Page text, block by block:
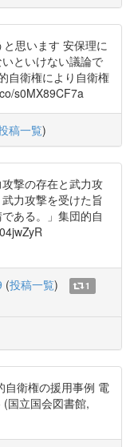
思います 安保理に
といけない議論で
自衛権により自衛権
s0MX89CF7a
稿一覧)
撃の存在と武力攻
力攻撃を受けた旨
ある。」集団的自
(投稿一覧) 1
自衛権の援用事例 電
国立国会図書館,